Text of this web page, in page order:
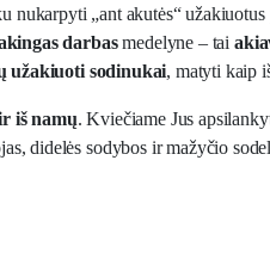
nukarpyti „ant akutės“
darbasmedelyne – tai
užakiuoti sodinukai, matyti kaip
iš namų. Kviečiame Jus
didelės sodybos ir mažyčio